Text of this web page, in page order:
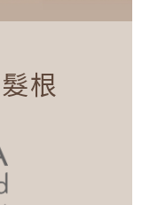
根